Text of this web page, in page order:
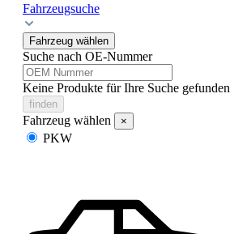
Fahrzeugsuche
Fahrzeug wählen
Suche nach OE-Nummer
Keine Produkte für Ihre Suche gefunden
finden
Fahrzeug wählen ×
PKW